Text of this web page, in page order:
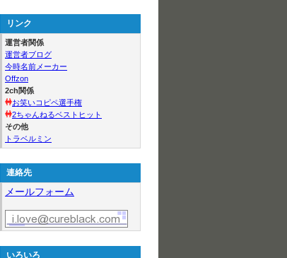
リンク
運営者関係
運営者ブログ
今時名前メーカー
Offzon
2ch関係
お笑いコピペ選手権
2ちゃんねるベストヒット
その他
トラベルミン
連絡先
メールフォーム
いろいろ